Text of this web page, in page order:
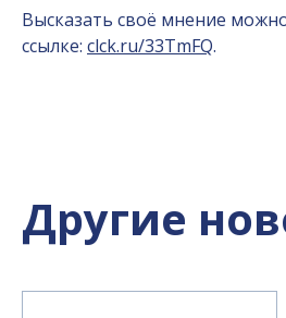
Высказать своё мнение
ссылке: clck.ru/33TmFQ.
Другие